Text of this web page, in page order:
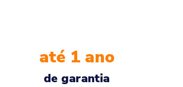
até 1 ano
de garantia